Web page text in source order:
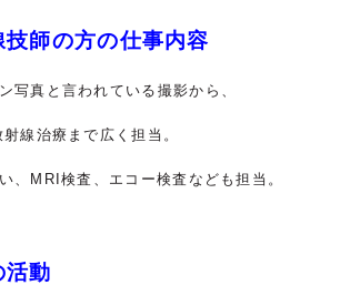
師の方の仕事内容
写真と言われている撮影から、
線治療まで広く担当。
、MRI検査、エコー検査なども担当。
活動